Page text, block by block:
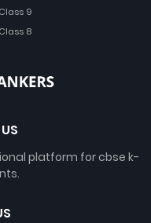
9
8
platform for cbse k-